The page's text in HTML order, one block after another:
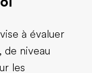
à évaluer
de niveau
les